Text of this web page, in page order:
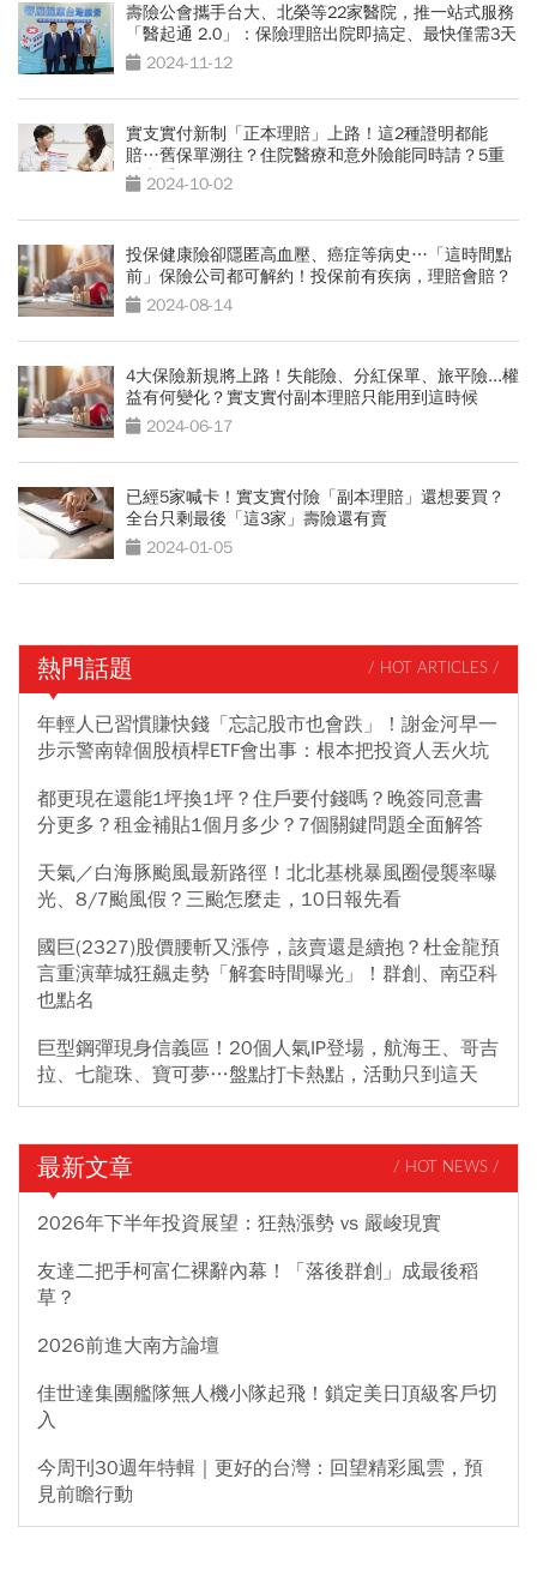
壽險公會攜手台大、北榮等22家醫院，推一站式服務
「醫起通 2.0」：保險理賠出院即搞定、最快僅需3天
2024-11-12
實支實付新制「正本理賠」上路！這2種證明都能
賠…舊保單溯往？住院醫療和意外險能同時請？5重
點必看
2024-10-02
投保健康險卻隱匿高血壓、癌症等病史…「這時間點
前」保險公司都可解約！投保前有疾病，理賠會賠？
2024-08-14
4大保險新規將上路！失能險、分紅保單、旅平險...權
益有何變化？實支實付副本理賠只能用到這時候
2024-06-17
已經5家喊卡！實支實付險「副本理賠」還想要買？
全台只剩最後「這3家」壽險還有賣
2024-01-05
熱門話題 / HOT ARTICLES /
年輕人已習慣賺快錢「忘記股市也會跌」！謝金河早一
步示警南韓個股槓桿ETF會出事：根本把投資人丟火坑
都更現在還能1坪換1坪？住戶要付錢嗎？晚簽同意書
分更多？租金補貼1個月多少？7個關鍵問題全面解答
天氣／白海豚颱風最新路徑！北北基桃暴風圈侵襲率曝
光、8/7颱風假？三颱怎麼走，10日報先看
國巨(2327)股價腰斬又漲停，該賣還是續抱？杜金龍預
言重演華城狂飆走勢「解套時間曝光」！群創、南亞科
也點名
巨型鋼彈現身信義區！20個人氣IP登場，航海王、哥吉
拉、七龍珠、寶可夢…盤點打卡熱點，活動只到這天
最新文章 / HOT NEWS /
2026年下半年投資展望：狂熱漲勢 vs 嚴峻現實
友達二把手柯富仁裸辭內幕！「落後群創」成最後稻
草？
2026前進大南方論壇
佳世達集團艦隊無人機小隊起飛！鎖定美日頂級客戶切
入
今周刊30週年特輯｜更好的台灣：回望精彩風雲，預
見前瞻行動